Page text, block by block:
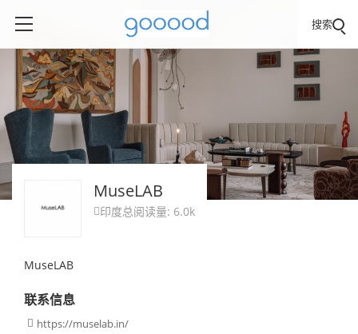
搜索
MuseLAB
 印度总阅读量: 6.0k
MuseLAB
联系信息
 https://muselab.in/